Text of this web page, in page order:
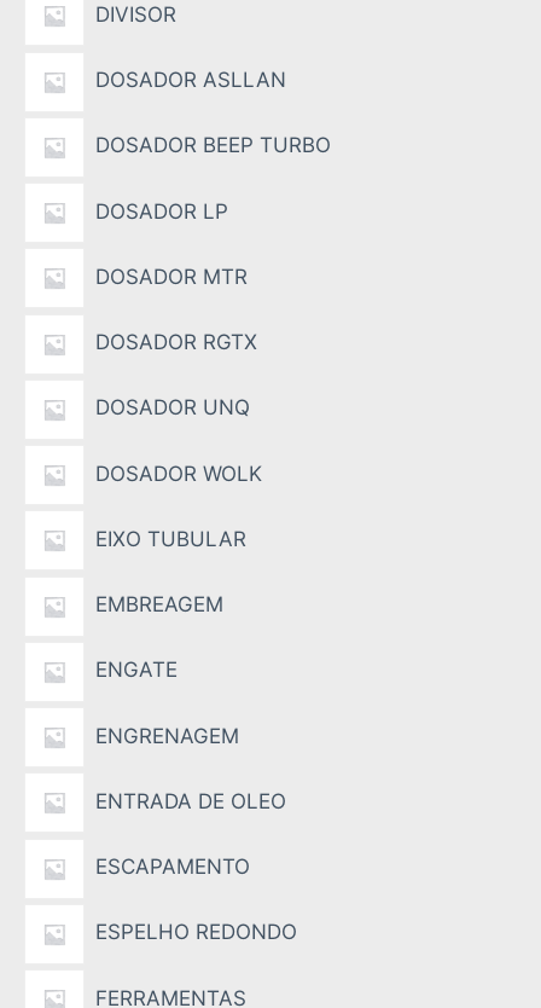
DIVISOR
DOSADOR ASLLAN
DOSADOR BEEP TURBO
DOSADOR LP
DOSADOR MTR
DOSADOR RGTX
DOSADOR UNQ
DOSADOR WOLK
EIXO TUBULAR
EMBREAGEM
ENGATE
ENGRENAGEM
ENTRADA DE OLEO
ESCAPAMENTO
ESPELHO REDONDO
FERRAMENTAS